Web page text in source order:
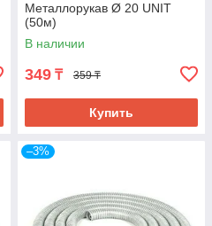
Металлорукав Ø 20 UNIT
(50м)
В наличии
349 ₸ 359 ₸
Купить
–3%